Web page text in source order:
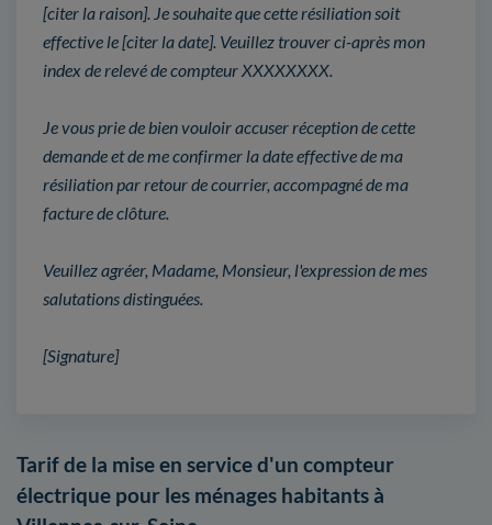
[citer la raison]. Je souhaite que cette résiliation soit
effective le [citer la date]. Veuillez trouver ci-après mon
index de relevé de compteur XXXXXXXX.
Je vous prie de bien vouloir accuser réception de cette
demande et de me confirmer la date effective de ma
résiliation par retour de courrier, accompagné de ma
facture de clôture.
Veuillez agréer, Madame, Monsieur, l'expression de mes
salutations distinguées.
[Signature]
Tarif de la mise en service d'un compteur
électrique pour les ménages habitants à